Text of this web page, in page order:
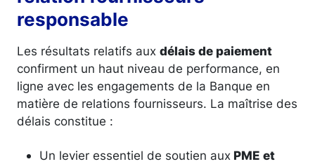
responsable
Les résultats relatifs aux délais de paiement
confirment un haut niveau de performance, en
ligne avec les engagements de la Banque en
matière de relations fournisseurs. La maîtrise des
délais constitue :
Un levier essentiel de soutien aux PME et